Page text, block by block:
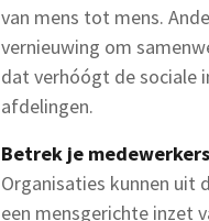
van mens tot mens.
vernieuwing om
dat verhóógt de sociale
afdelingen.
Betrek je
Organisaties kunnen uit
een mensgerichte inzet